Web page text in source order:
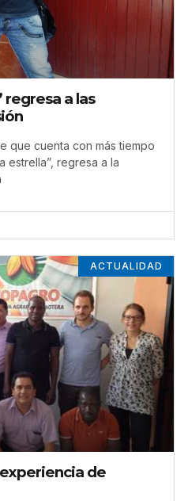
regresa a las
que cuenta con más tiempo
estrella”, regresa a la
ACTUALIDAD
de